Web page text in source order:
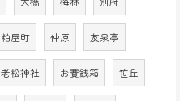
粕屋町 仲原 友泉亭
老松神社 お賽銭箱 笹丘